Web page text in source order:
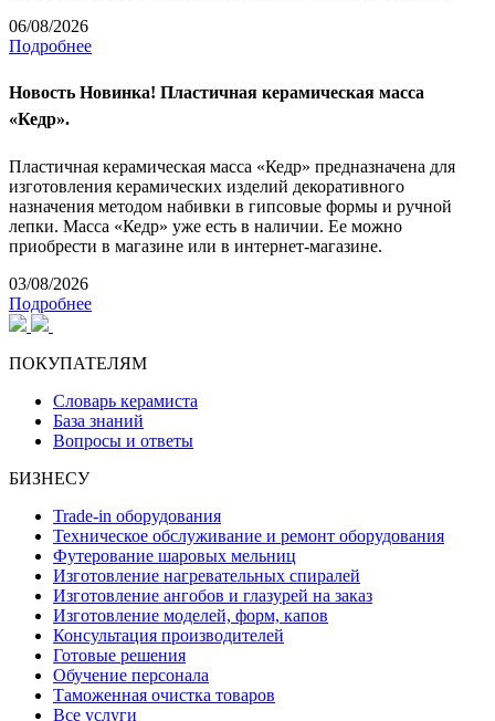
06/08/2026
Подробнее
Новость Новинка! Пластичная керамическая масса
«Кедр».
Пластичная керамическая масса «Кедр» предназначена для
изготовления керамических изделий декоративного
назначения методом набивки в гипсовые формы и ручной
лепки. Масса «Кедр» уже есть в наличии. Ее можно
приобрести в магазине или в интернет-магазине.
03/08/2026
Подробнее
ПОКУПАТЕЛЯМ
Словарь керамиста
База знаний
Вопросы и ответы
БИЗНЕСУ
Trade-in оборудования
Техническое обслуживание и ремонт оборудования
Футерование шаровых мельниц
Изготовление нагревательных спиралей
Изготовление ангобов и глазурей на заказ
Изготовление моделей, форм, капов
Консультация производителей
Готовые решения
Обучение персонала
Таможенная очистка товаров
Все услуги